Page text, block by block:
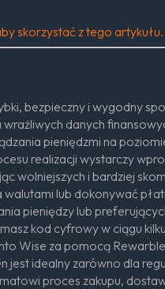
skorzystać z tego artykułu.
bezpieczny i wygodny
danych
pieniędzmi na
realizacji wystarczy
wolniejszych i bardziej
lub dokonywać
pieniędzy lub
kod cyfrowy w ciągu
Wise za pomocą
jest idealny zarówno dla
proces zakupu,